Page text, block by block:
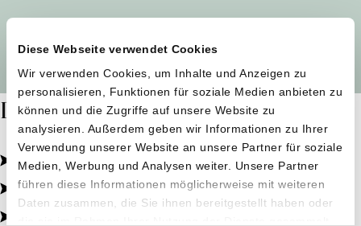
Diese Webseite verwendet Cookies
Wir verwenden Cookies, um Inhalte und Anzeigen zu
personalisieren, Funktionen für soziale Medien anbieten zu
können und die Zugriffe auf unsere Website zu
analysieren. Außerdem geben wir Informationen zu Ihrer
Verwendung unserer Website an unsere Partner für soziale
Medien, Werbung und Analysen weiter. Unsere Partner
führen diese Informationen möglicherweise mit weiteren
Daten zusammen, die Sie ihnen bereitgestellt haben oder
Dafür stehen wir
Pestizidfrei angebaut, schonend verarbeitet.
Natürliche Zutaten, echter Geschmack.
Von kleinen Höfen, direkt zu dir.